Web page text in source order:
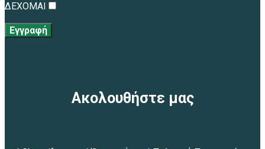
ΔΕΧΟΜΑΙ
Εγγραφή
Ακολουθήστε μας